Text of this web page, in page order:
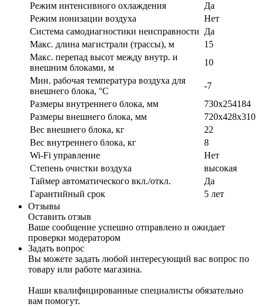
Режим интенсивного охлаждения
Да
Режим ионизации воздуха
Нет
Система самодиагностики неисправности Да
Макс. длина магистрали (трассы), м
15
Макс. перепад высот между внутр. и
внешним блоками, м
10
Мин. рабочая температура воздуха для
внешнего блока, °С
-7
Размеры внутреннего блока, мм
730х254184
Размеры внешнего блока, мм
720х428х310
Вес внешнего блока, кг
22
Вес внутреннего блока, кг
8
Wi-Fi управление
Нет
Степень очистки воздуха
высокая
Таймер автоматического вкл./откл.
Да
Гарантийный срок
5 лет
Отзывы
Оставить отзыв
Ваше сообщение успешно отправлено и ожидает
проверки модератором
Задать вопрос
Вы можете задать любой интересующий вас вопрос по
товару или работе магазина.
Наши квалифицированные специалисты обязательно
вам помогут.